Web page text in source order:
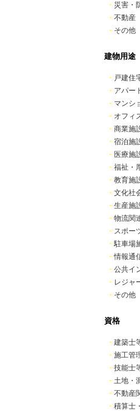
・ 災害・
・ 不動産
・ その他
建物用途
・ 戸建住
・ アパー
・ マンシ
・ オフィ
・ 商業施
・ 宿泊施
・ 医療施
・ 福祉・
・ 教育施
・ 文化社
・ 生産施
・ 物流関
・ スポー
・駐車場
・情報通
・ 公共イ
・ レジャ
・ その他
資格
・ 建築士
・ 施工管
・ 技能士
・ 土地・
・ 不動産
・ 積算士